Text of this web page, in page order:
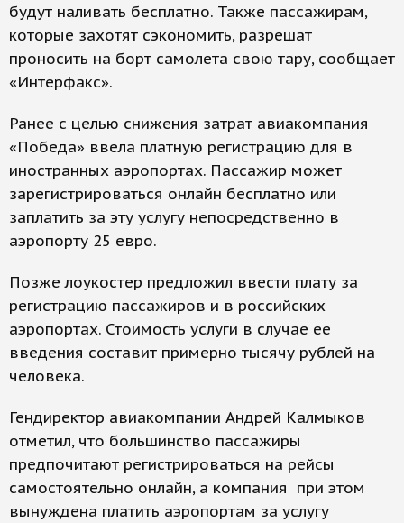
будут наливать бесплатно. Также пассажирам,
которые захотят сэкономить, разрешат
проносить на борт самолета свою тару, сообщает
«Интерфакс».
Ранее с целью снижения затрат авиакомпания
«Победа» ввела платную регистрацию для в
иностранных аэропортах. Пассажир может
зарегистрироваться онлайн бесплатно или
заплатить за эту услугу непосредственно в
аэропорту 25 евро.
Позже лоукостер предложил ввести плату за
регистрацию пассажиров и в российских
аэропортах. Стоимость услуги в случае ее
введения составит примерно тысячу рублей на
человека.
Гендиректор авиакомпании Андрей Калмыков
отметил, что большинство пассажиры
предпочитают регистрироваться на рейсы
самостоятельно онлайн, а компания при этом
вынуждена платить аэропортам за услугу